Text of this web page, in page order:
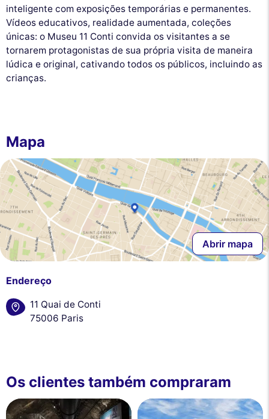
inteligente com exposições temporárias e permanentes.
Vídeos educativos, realidade aumentada, coleções
únicas: o Museu 11 Conti convida os visitantes a se
tornarem protagonistas de sua própria visita de maneira
lúdica e original, cativando todos os públicos, incluindo as
crianças.
Mapa
Abrir mapa
Endereço
11 Quai de Conti
75006 Paris
Os clientes também compraram